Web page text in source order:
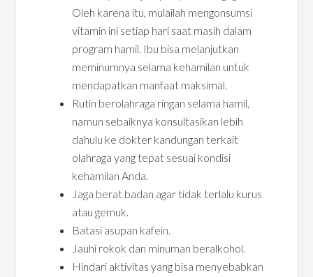
Oleh karena itu, mulailah mengonsumsi
vitamin ini setiap hari saat masih dalam
program hamil. Ibu bisa melanjutkan
meminumnya selama kehamilan untuk
mendapatkan manfaat maksimal.
Rutin berolahraga ringan selama hamil,
namun sebaiknya konsultasikan lebih
dahulu ke dokter kandungan terkait
olahraga yang tepat sesuai kondisi
kehamilan Anda.
Jaga berat badan agar tidak terlalu kurus
atau gemuk.
Batasi asupan kafein.
Jauhi rokok dan minuman beralkohol.
Hindari aktivitas yang bisa menyebabkan